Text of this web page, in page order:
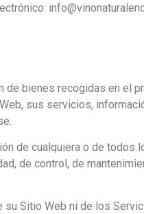
de bienes recogidas en el
sus servicios,
de cualquiera o de todos
de control, de
su Sitio Web ni de los